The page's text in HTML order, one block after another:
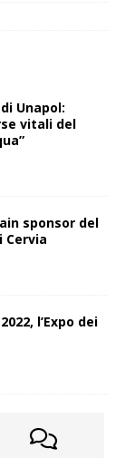
Unapol:
vitali del
sponsor del
Cervia
l’Expo dei